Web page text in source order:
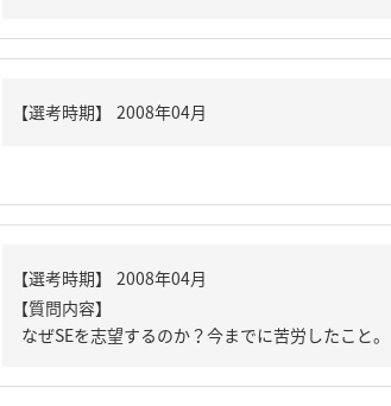
【質問内容】
なぜSEを志望するのか？今までに苦労したこと。